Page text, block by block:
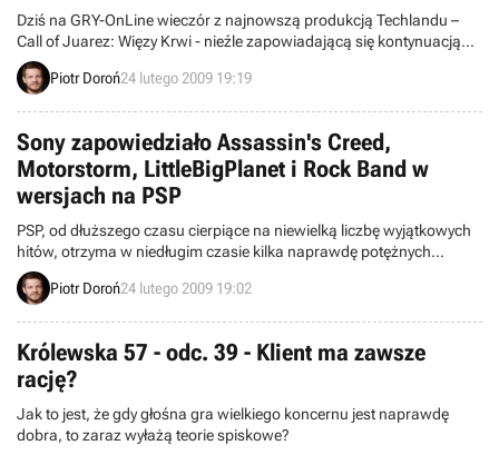
Dziś na GRY-OnLine wieczór z najnowszą produkcją Techlandu –
Call of Juarez: Więzy Krwi - nieźle zapowiadającą się kontynuacją
dobrej strzelaniny osadzonej w klimatach Dzikiego Zachodu.
Piotr Doroń24 lutego 2009 19:19
Sony zapowiedziało Assassin's Creed,
Motorstorm, LittleBigPlanet i Rock Band w
wersjach na PSP
PSP, od dłuższego czasu cierpiące na niewielką liczbę wyjątkowych
hitów, otrzyma w niedługim czasie kilka naprawdę potężnych
tytułów. Z informacji ujawnionych w trakcie dorocznej imprezy
Destination PlayStation wynika, że chodzi tu o przedstawicieli marek
styczniowe zapowiedzi Sony.
Piotr Doroń24 lutego 2009 19:02
Królewska 57 - odc. 39 - Klient ma zawsze
rację?
Jak to jest, że gdy głośna gra wielkiego koncernu jest naprawdę
dobra, to zaraz wyłażą teorie spiskowe?